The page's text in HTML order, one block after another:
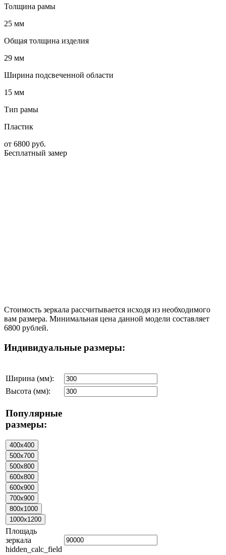
Толщина рамы
25 мм
Общая толщина изделия
29 мм
Ширина подсвеченной области
15 мм
Тип рамы
Пластик
от 6800 руб.
Бесплатный замер
Стоимость зеркала рассчитывается исходя из необходимого
вам размера. Минимальная цена данной модели составляет
6800 рублей.
Индивидуальные размеры:
Ширина (мм):
Высота (мм):
Популярные
размеры:
Площадь
зеркала
hidden_calc_field